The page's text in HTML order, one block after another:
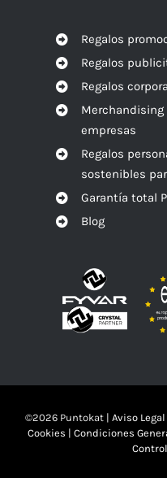
Regalos
Regalos
Regalos
Merchandising
empresas
Regalos
sostenibles
Garantía total
Blog
©2026 Puntokat | Aviso Legal
Cookies | Condiciones